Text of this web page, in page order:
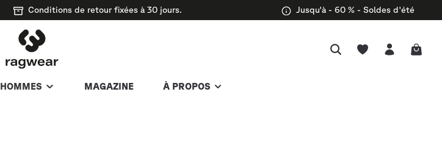
Conditions de retour fixées à 30 jours. Jusqu'à - 60 % - Soldes d'été
HOMMES MAGAZINE À PROPOS